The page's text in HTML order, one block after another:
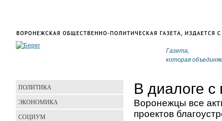
Газета,
которая
В диалоге
Воронежцы все
проектов
ПОЛИТИКА
ЭКОНОМИКА
СОЦИУМ